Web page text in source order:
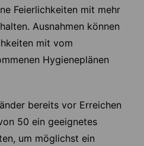
Feierlichkeiten mit mehr
Ausnahmen können
mit vom
Hygieneplänen
bereits vor Erreichen
50 ein geeignetes
um möglichst ein